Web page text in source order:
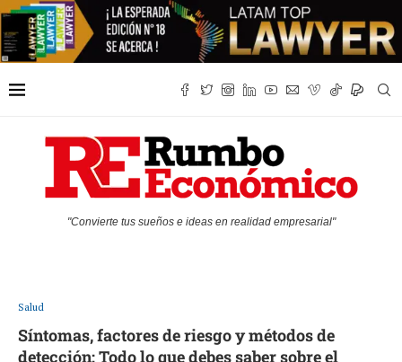
"Convierte tus sueños e ideas en realidad empresarial"
Salud
Síntomas, factores de riesgo y métodos de
detección: Todo lo que debes saber sobre el